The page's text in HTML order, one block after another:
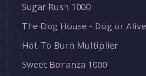
Sugar Rush 1000
The Dog House - Dog or Alive
Hot To Burn Multiplier
Sweet Bonanza 1000